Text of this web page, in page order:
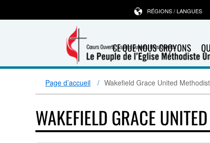
CE QUE NOUS CROYONS
RÉGIONS / LANGUES
Page d’accueil Wakefield Grace United
WAKEFIELD GRACE